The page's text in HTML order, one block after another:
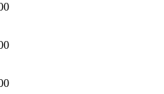
0
0
0